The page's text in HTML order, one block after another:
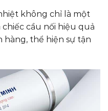
không chỉ là một
cầu nối hiệu quả
hàng, thể hiện sự tận